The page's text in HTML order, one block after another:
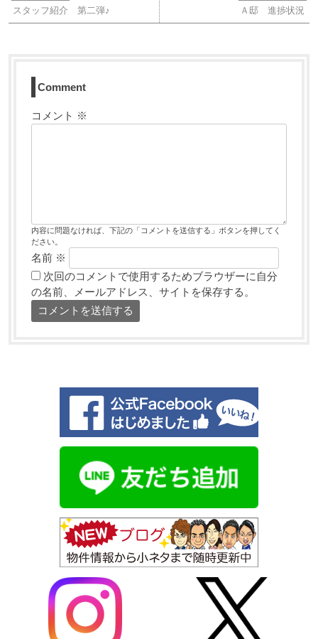
スタッフ紹介 第二弾♪
Ａ邸 進捗状況
Comment
コメント ※
内容に問題なければ、下記の「コメントを送信する」ボタンを押してく
ださい。
名前 ※
次回のコメントで使用するためブラウザーに自分
の名前、メールアドレス、サイトを保存する。